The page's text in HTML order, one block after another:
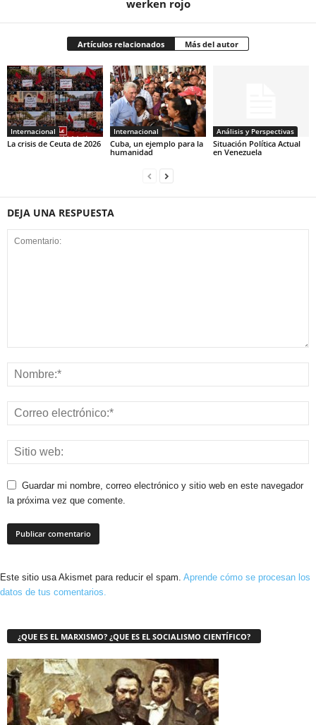
werken rojo
Artículos relacionados Más del autor
Internacional
La crisis de Ceuta de 2026
Internacional
Cuba, un ejemplo para la
humanidad
Análisis y Perspectivas
Situación Política Actual
en Venezuela
DEJA UNA RESPUESTA
Guardar mi nombre, correo electrónico y sitio web en este navegador
la próxima vez que comente.
Este sitio usa Akismet para reducir el spam. Aprende cómo se procesan los
datos de tus comentarios.
¿QUE ES EL MARXISMO? ¿QUE ES EL SOCIALISMO CIENTÍFICO?